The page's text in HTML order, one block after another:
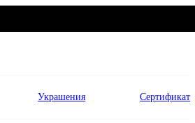
Украшения Сертификат